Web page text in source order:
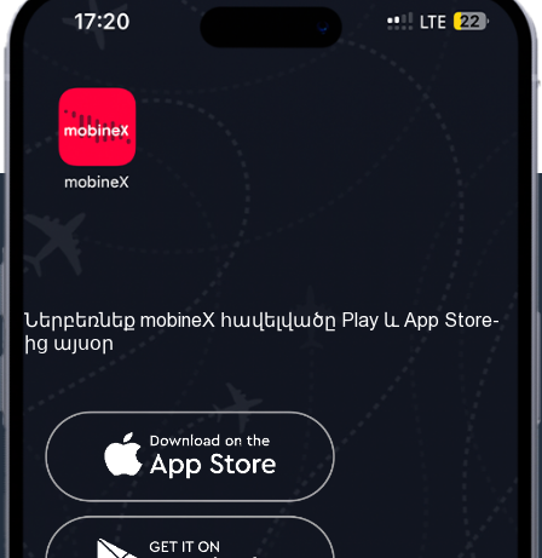
Մեր մասին
Մեր ծառայությունները
Պայմաններ և դրույթներ
Հաճախ տրվող հարցեր
Կապ մեզ հետ
Միացյալ
Տարածել
սոցիալական
ցանցում
Ներբեռնեք mobineX հավելվածը Play և App Store-
ից այսօր